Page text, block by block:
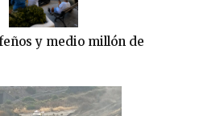
y medio millón de